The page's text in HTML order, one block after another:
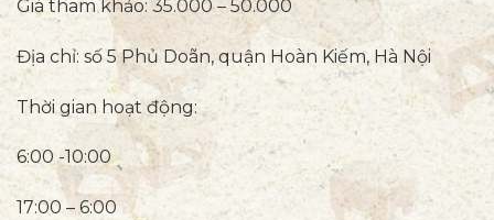
Giá tham khảo: 35.000 – 50.000
Địa chỉ: số 5 Phủ Doãn, quận Hoàn Kiếm, Hà Nội
Thời gian hoạt động:
6:00 -10:00
17:00 – 6:00